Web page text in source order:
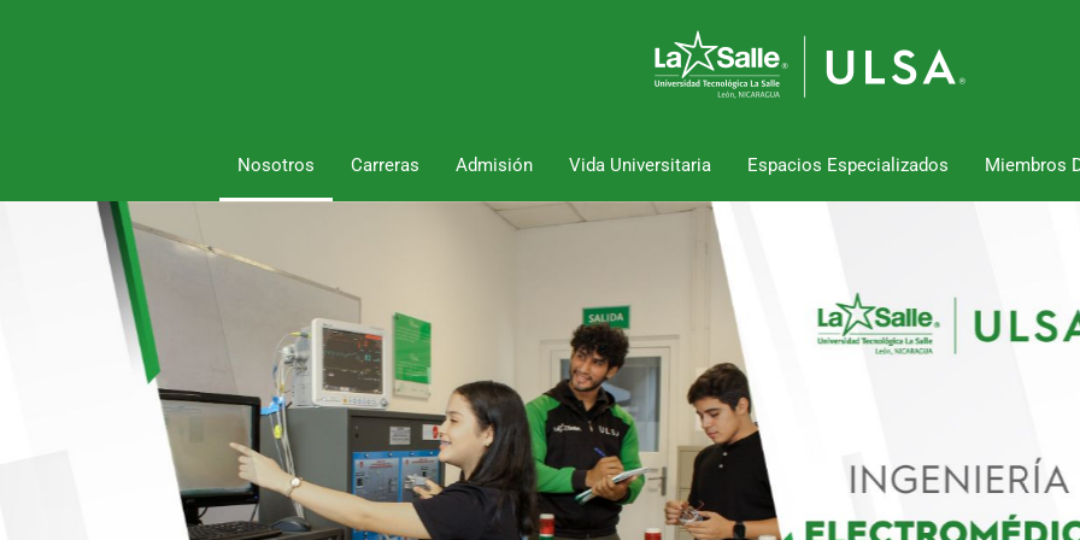
Nosotros Carreras Admisión Vida Universitaria Espacios Especializados Miembros